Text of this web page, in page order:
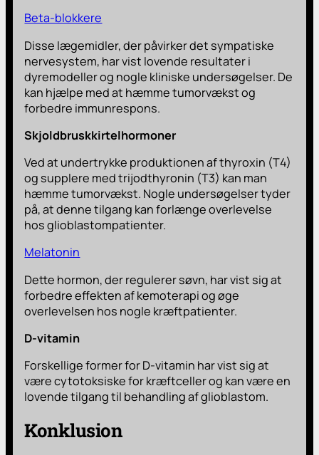
Beta-blokkere
Disse lægemidler, der påvirker det sympatiske
nervesystem, har vist lovende resultater i
dyremodeller og nogle kliniske undersøgelser. De
kan hjælpe med at hæmme tumorvækst og
forbedre immunrespons.
Skjoldbruskkirtelhormoner
Ved at undertrykke produktionen af thyroxin (T4)
og supplere med trijodthyronin (T3) kan man
hæmme tumorvækst. Nogle undersøgelser tyder
på, at denne tilgang kan forlænge overlevelse
hos glioblastompatienter.
Melatonin
Dette hormon, der regulerer søvn, har vist sig at
forbedre effekten af kemoterapi og øge
overlevelsen hos nogle kræftpatienter.
D-vitamin
Forskellige former for D-vitamin har vist sig at
være cytotoksiske for kræftceller og kan være en
lovende tilgang til behandling af glioblastom.
Konklusion